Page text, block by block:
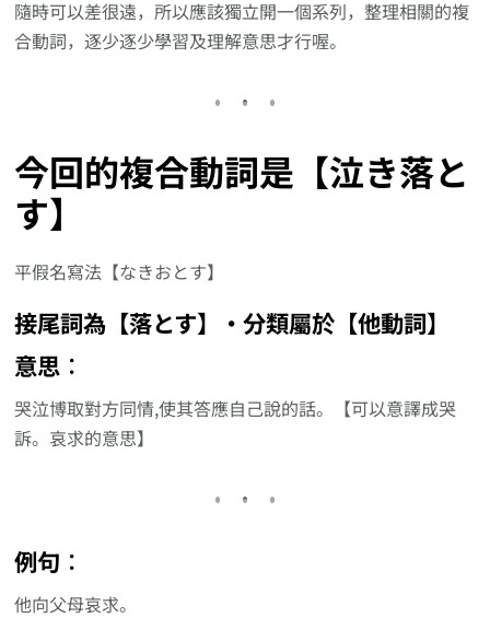
隨時可以差很遠，所以應該獨立開一個系列，整理相關的複
合動詞，逐少逐少學習及理解意思才行喔。
今回的複合動詞是【泣き落と
す】
平假名寫法【なきおとす】
接尾詞為【落とす】‧分類屬於【他動詞】
意思︰
哭泣博取對方同情,使其答應自己說的話。【可以意譯成哭
訴。哀求的意思】
例句︰
他向父母哀求。